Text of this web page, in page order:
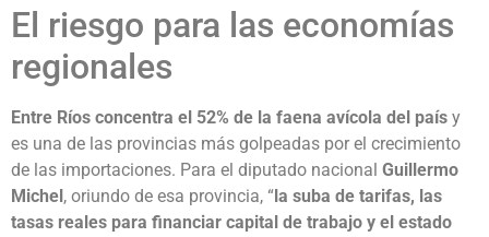
El riesgo para las economías
regionales
Entre Ríos concentra el 52% de la faena avícola del país y
es una de las provincias más golpeadas por el crecimiento
de las importaciones. Para el diputado nacional Guillermo
Michel , oriundo de esa provincia, “ la suba de tarifas, las
tasas reales para financiar capital de trabajo y el estado